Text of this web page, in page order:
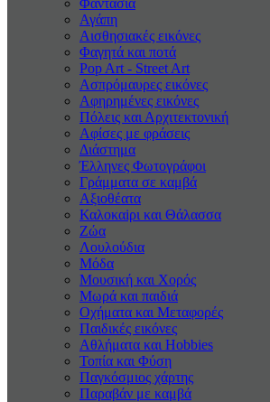
Φαντασία
Αγάπη
Αισθησιακές εικόνες
Φαγητά και ποτά
Pop Art - Street Art
Ασπρόμαυρες εικόνες
Αφηρημένες εικόνες
Πόλεις και Αρχιτεκτονική
Αφίσες με φράσεις
Διάστημα
Έλληνες Φωτογράφοι
Γράμματα σε καμβά
Αξιοθέατα
Καλοκαiρι και Θάλασσα
Ζώα
Λουλούδια
Μόδα
Μουσική και Χορός
Μωρά και παιδιά
Οχήματα και Μεταφορές
Παιδικές εικόνες
Αθλήματα και Hobbies
Τοπία και Φύση
Παγκόσμιος χάρτης
Παραβάν με καμβά